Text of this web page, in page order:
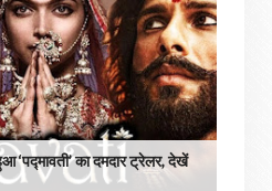
‘पद्मावती’ का दमदार ट्रेलर, देखें